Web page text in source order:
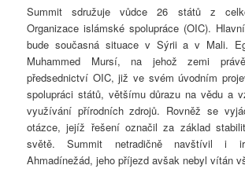
Summit sdružuje vůdce 26 států z
Organizace islámské spolupráce (OIC).
bude současná situace v Sýrii a v Mali.
Muhammed Mursí, na jehož zemi
předsednictví OIC, již ve svém úvodním
spolupráci států, většímu důrazu na vědu a
využívání přírodních zdrojů. Rovněž se
otázce, jejíž řešení označil za základ
světě. Summit netradičně navštívil i
Ahmadínežád, jeho příjezd avšak nebyl vítán